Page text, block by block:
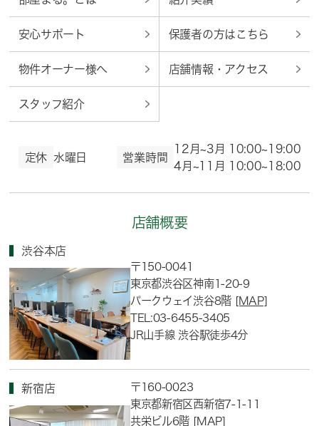
安心サポート 保護者の方はこちら
物件オーナー様へ 店舗情報・アクセス
スタッフ紹介
定休 水曜日 営業時間
12月~3月 10:00~19:00
4月~11月 10:00~18:00
店舗概要
渋谷本店
〒150-0041
東京都渋谷区神南1-20-9
パークウェイ渋谷8階 [MAP]
TEL:03-6455-3405
JR山手線 渋谷駅徒歩4分
新宿店
〒160-0023
東京都新宿区西新宿7-1-11
共栄ビル6階 [MAP]